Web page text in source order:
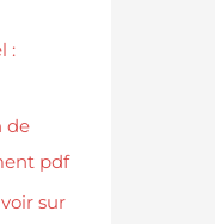
:
de
pdf
sur